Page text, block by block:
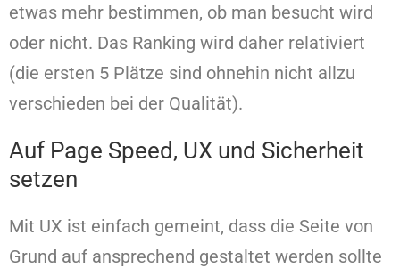
etwas mehr bestimmen, ob man besucht wird
oder nicht. Das Ranking wird daher relativiert
(die ersten 5 Plätze sind ohnehin nicht allzu
verschieden bei der Qualität).
Auf Page Speed, UX und Sicherheit
setzen
Mit UX ist einfach gemeint, dass die Seite von
Grund auf ansprechend gestaltet werden sollte